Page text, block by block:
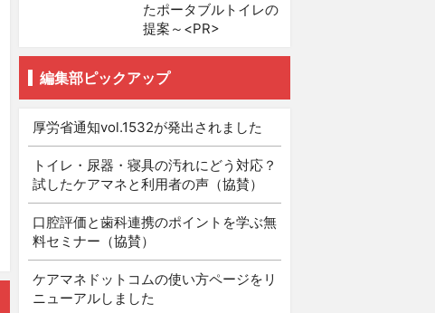
たポータブルトイレの
提案～<PR>
編集部ピックアップ
厚労省通知vol.1532が発出されました
トイレ・尿器・寝具の汚れにどう対応？
試したケアマネと利用者の声（協賛）
口腔評価と歯科連携のポイントを学ぶ無
料セミナー（協賛）
ケアマネドットコムの使い方ページをリ
ニューアルしました